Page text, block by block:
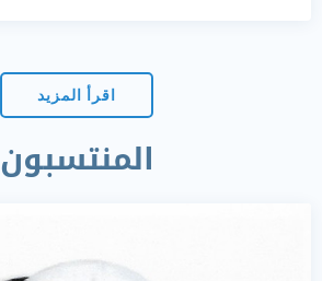
اقرأ المزيد
المنتسبون